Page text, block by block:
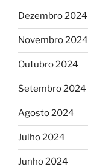
Dezembro 2024
Novembro 2024
Outubro 2024
Setembro 2024
Agosto 2024
Julho 2024
Junho 2024